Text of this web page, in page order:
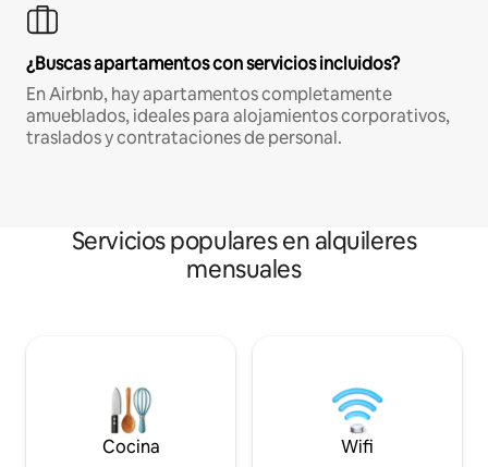
¿Buscas apartamentos con servicios incluidos?
En Airbnb, hay apartamentos completamente
amueblados, ideales para alojamientos corporativos,
traslados y contrataciones de personal.
Servicios populares en alquileres
mensuales
Cocina Wifi